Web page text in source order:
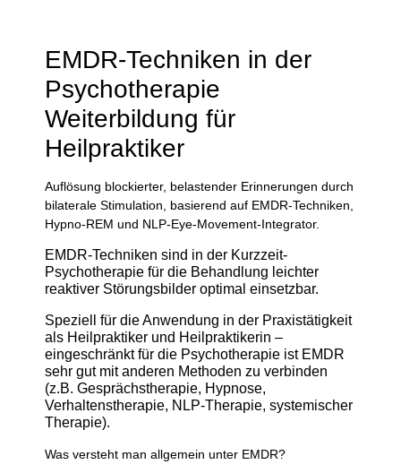
EMDR-Techniken in der
Psychotherapie
Weiterbildung für
Heilpraktiker
Auflösung blockierter, belastender Erinnerungen durch
bilaterale Stimulation, basierend auf EMDR-Techniken,
Hypno-REM und NLP-Eye-Movement-Integrator.
EMDR-Techniken sind in der Kurzzeit-
Psychotherapie für die Behandlung leichter
reaktiver Störungsbilder optimal einsetzbar.
Speziell für die Anwendung in der Praxistätigkeit
als Heilpraktiker und Heilpraktikerin –
eingeschränkt für die Psychotherapie ist EMDR
sehr gut mit anderen Methoden zu verbinden
(z.B. Gesprächstherapie, Hypnose,
Verhaltenstherapie, NLP-Therapie, systemischer
Therapie).
Was versteht man allgemein unter EMDR?